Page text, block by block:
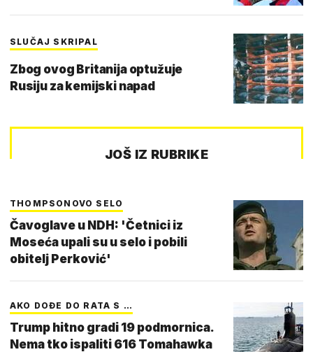
SLUČAJ SKRIPAL
Zbog ovog Britanija optužuje
Rusiju za kemijski napad
JOŠ IZ RUBRIKE
THOMPSONOVO SELO
Čavoglave u NDH: 'Četnici iz
Moseća upali su u selo i pobili
obitelj Perković'
AKO DOĐE DO RATA S …
Trump hitno gradi 19 podmornica.
Nema tko ispaliti 616 Tomahawka